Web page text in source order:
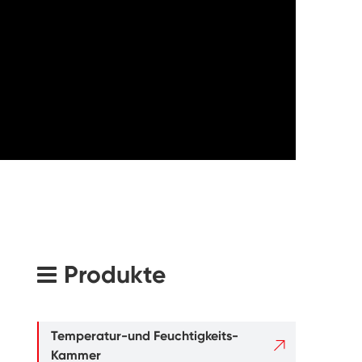
Produkte
Temperatur-und Feuchtigkeits-
Kammer
